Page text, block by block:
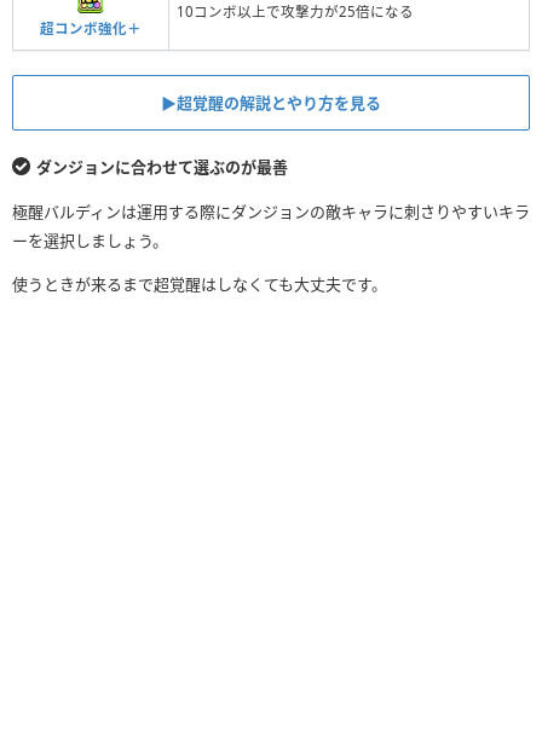
超コンボ強化＋
10コンボ以上で攻撃力が25倍になる
▶︎超覚醒の解説とやり方を見る
ダンジョンに合わせて選ぶのが最善
極醒バルディンは運用する際にダンジョンの敵キャラに刺さりやすいキラ
ーを選択しましょう。
使うときが来るまで超覚醒はしなくても大丈夫です。